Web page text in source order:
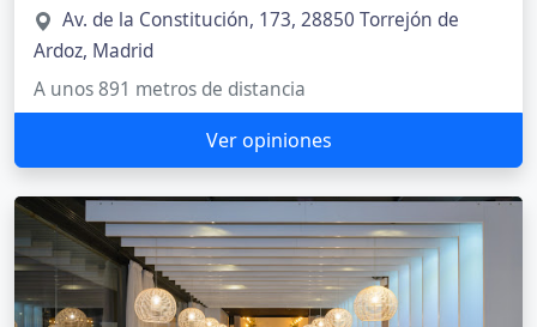
Av. de la Constitución, 173, 28850 Torrejón de
Ardoz, Madrid
A unos 891 metros de distancia
Ver opiniones